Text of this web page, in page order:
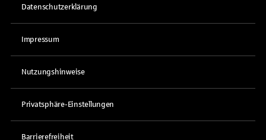
Datenschutzerklärung
Impressum
Nutzungshinweise
Privatsphäre-Einstellungen
Barrierefreiheit